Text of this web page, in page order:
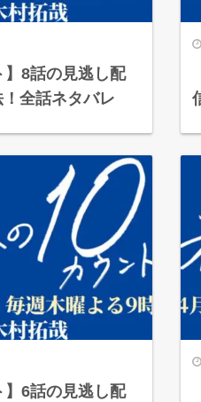
】8話の見逃し配
全話ネタバレ
】6話の見逃し配